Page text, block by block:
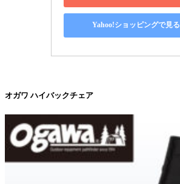
Yahoo!ショッピングで見る
オガワ ハイバックチェア